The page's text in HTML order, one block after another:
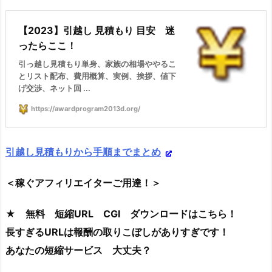
【2023】引越し 見積もり 目安 迷
ったらここ！
引っ越し見積もり単身、家族の相場ややるこ
とリスト配布、費用概算、実例、挨拶、値下
げ交渉、ネット回 ...
https://awardprogram2013d.org/
引越し見積もりから手順までまとめ
＜稼ぐアフィリエイターご用達！＞
★ 無料 短縮URL CGI ダウンロードはこちら！
長すぎるURLは報酬の取りこぼしがありすぎです！
あなたの短縮サービス 大丈夫？